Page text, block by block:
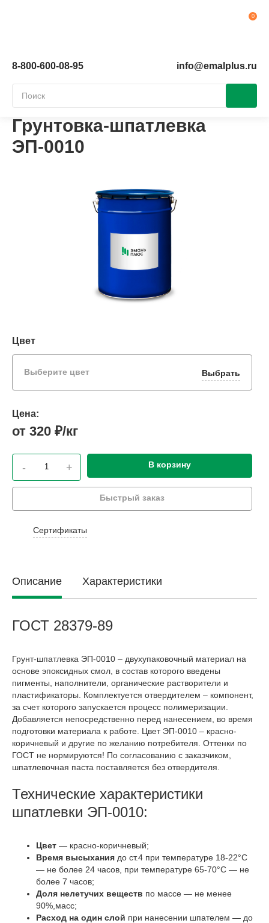
8-800-600-08-95 info@emalplus.ru
Грунтовка-шпатлевка
ЭП-0010
Цвет
Выберите цвет Выбрать
Цена:
от 320 ₽/кг
- + В корзину
Быстрый заказ
Сертификаты
Описание Характеристики
ГОСТ 28379-89
Грунт-шпатлевка ЭП-0010 – двухупаковочный материал на
основе эпоксидных смол, в состав которого введены
пигменты, наполнители, органические растворители и
пластификаторы. Комплектуется отвердителем – компонент,
за счет которого запускается процесс полимеризации.
Добавляется непосредственно перед нанесением, во время
подготовки материала к работе. Цвет ЭП-0010 – красно-
коричневый и другие по желанию потребителя. Оттенки по
ГОСТ не нормируются! По согласованию с заказчиком,
шпатлевочная паста поставляется без отвердителя.
Технические характеристики
шпатлевки ЭП-0010:
Цвет — красно-коричневый;
Время высыхания до ст.4 при температуре 18-22°С
— не более 24 часов, при температуре 65-70°С — не
более 7 часов;
Доля нелетучих веществ по массе — не менее
90%,масс;
Расход на один слой при нанесении шпателем — до